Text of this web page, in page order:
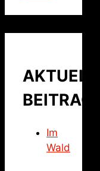
BEITRAG
Im
Wald